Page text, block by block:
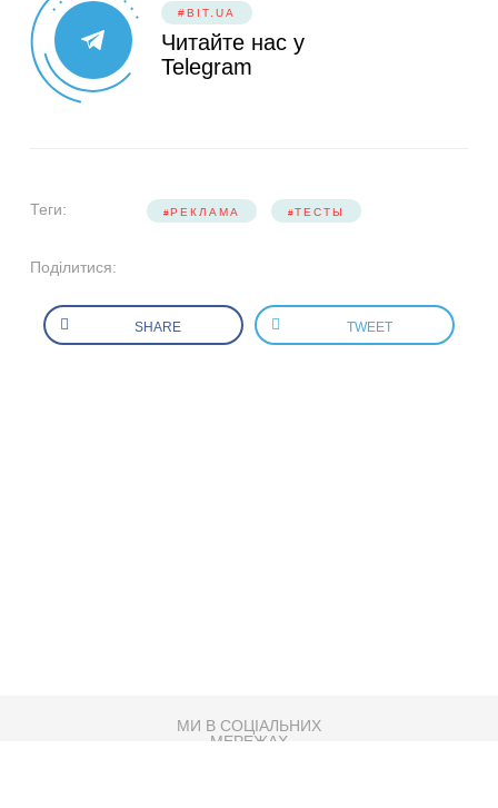
#BIT.UA
Читайте нас у
Telegram
Теги: РЕКЛАМА ТЕСТЫ
Поділитися:
SHARE TWEET
МИ В СОЦІАЛЬНИХ
МЕРЕЖАХ